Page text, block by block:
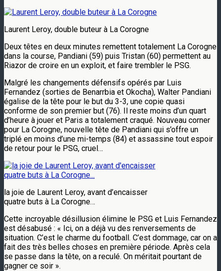
Laurent Leroy, double buteur à La Corogne
Deux têtes en deux minutes remettent totalement La Corogne
dans la course, Pandiani (59) puis Tristan (60) permettent au
Riazor de croire en un exploit, et faire trembler le PSG.
Malgré les changements défensifs opérés par Luis
Fernandez (sorties de Benarrbia et Okocha), Walter Pandiani
égalise de la tête pour le but du 3-3, une copie quasi
conforme de son premier but (76). Il reste moins d’un quart
d’heure à jouer et Paris a totalement craqué. Nouveau corner
pour La Corogne, nouvelle tête de Pandiani qui s’offre un
triplé en moins d’une mi-temps (84) et assassine tout espoir
de retour pour le PSG, cruel…
la joie de Laurent Leroy, avant d’encaisser
quatre buts à La Corogne…
Cette incroyable désillusion élimine le PSG et Luis Fernandez
est désabusé : « Ici, on a déjà vu des renversements de
situation. C’est le charme du football. C’est dommage, car on a
fait des très belles choses en première période. Après cela
se passe dans la tête, on a reculé. On méritait pourtant de
gagner ce soir ».